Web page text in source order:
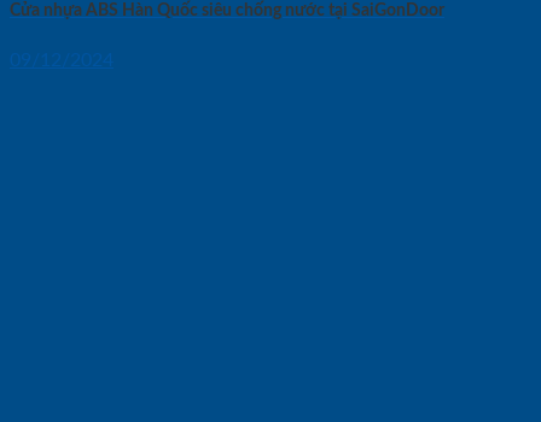
Cửa nhựa ABS Hàn Quốc siêu chống nước tại SaiGonDoor
09/12/2024